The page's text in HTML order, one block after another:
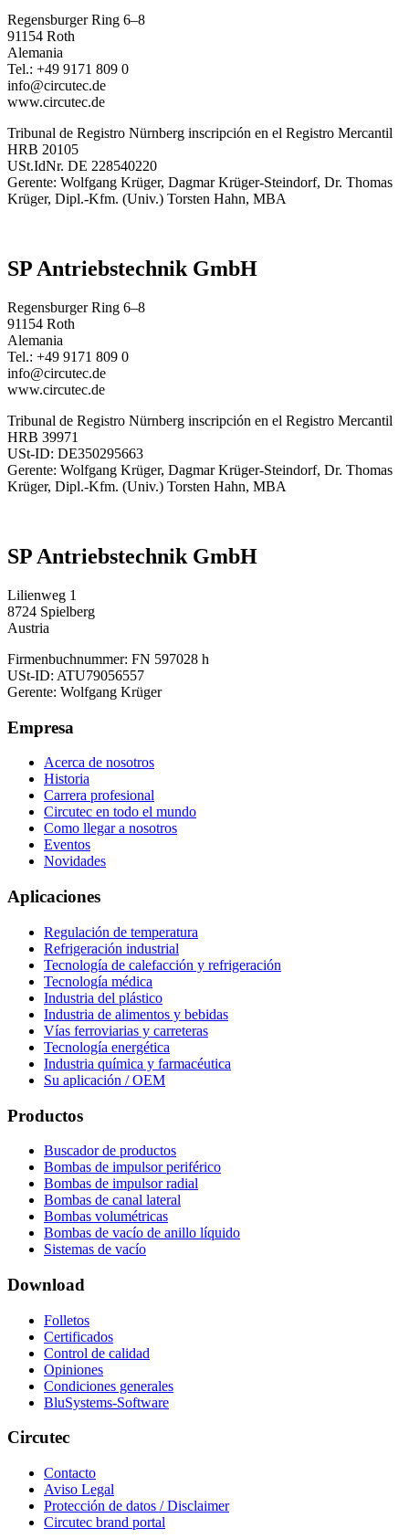
Regensburger Ring 6–8
91154 Roth
Alemania
Tel.: +49 9171 809 0
info@circutec.de
www.circutec.de
Tribunal de Registro Nürnberg inscripción en el Registro Mercantil
HRB 20105
USt.IdNr. DE 228540220
Gerente: Wolfgang Krüger, Dagmar Krüger-Steindorf, Dr. Thomas
Krüger, Dipl.-Kfm. (Univ.) Torsten Hahn, MBA
SP Antriebstechnik GmbH
Regensburger Ring 6–8
91154 Roth
Alemania
Tel.: +49 9171 809 0
info@circutec.de
www.circutec.de
Tribunal de Registro Nürnberg inscripción en el Registro Mercantil
HRB 39971
USt-ID: DE350295663
Gerente: Wolfgang Krüger, Dagmar Krüger-Steindorf, Dr. Thomas
Krüger, Dipl.-Kfm. (Univ.) Torsten Hahn, MBA
SP Antriebstechnik GmbH
Lilienweg 1
8724 Spielberg
Austria
Firmenbuchnummer: FN 597028 h
USt-ID: ATU79056557
Gerente: Wolfgang Krüger
Empresa
Acerca de nosotros
Historia
Carrera profesional
Circutec en todo el mundo
Como llegar a nosotros
Eventos
Novidades
Aplicaciones
Regulación de temperatura
Refrigeración industrial
Tecnología de calefacción y refrigeración
Tecnología médica
Industria del plástico
Industria de alimentos y bebidas
Vías ferroviarias y carreteras
Tecnología energética
Industria química y farmacéutica
Su aplicación / OEM
Productos
Buscador de productos
Bombas de impulsor periférico
Bombas de impulsor radial
Bombas de canal lateral
Bombas volumétricas
Bombas de vacío de anillo líquido
Sistemas de vacío
Download
Folletos
Certificados
Control de calidad
Opiniones
Condiciones generales
BluSystems-Software
Circutec
Contacto
Aviso Legal
Protección de datos / Disclaimer
Circutec brand portal